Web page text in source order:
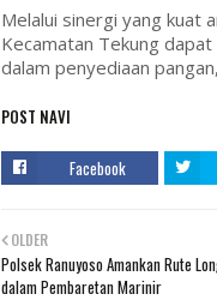
Melalui sinergi yang kuat
Kecamatan Tekung
dalam penyediaan
POST NAVI
Facebook
OLDER
Polsek Ranuyoso Amankan Rute
dalam Pembaretan Marinir